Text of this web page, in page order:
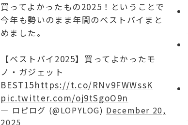
買ってよかったもの2025！ということで
今年も勢いのまま年間のベストバイまと
めました。
【ベストバイ2025】買ってよかったモ
ノ・ガジェット
BEST15https://t.co/RNv9FWWssK
pic.twitter.com/oj9tSgoO9n
— ロピログ (@LOPYLOG) December 20,
2025